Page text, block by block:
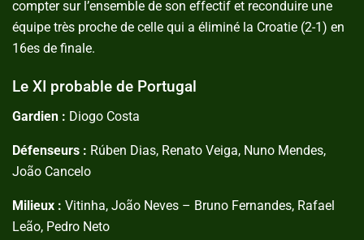
compter sur l’ensemble de son effectif et reconduire une
équipe très proche de celle qui a éliminé la Croatie (2-1) en
16es de finale.
Le XI probable de Portugal
Gardien : Diogo Costa
Défenseurs : Rúben Dias, Renato Veiga, Nuno Mendes,
João Cancelo
Milieux : Vitinha, João Neves – Bruno Fernandes, Rafael
Leão, Pedro Neto